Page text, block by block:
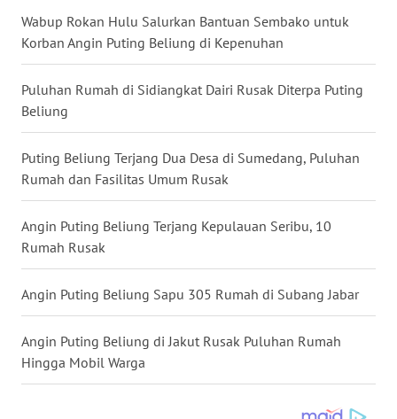
Wabup Rokan Hulu Salurkan Bantuan Sembako untuk
Korban Angin Puting Beliung di Kepenuhan
Puluhan Rumah di Sidiangkat Dairi Rusak Diterpa Puting
Beliung
Puting Beliung Terjang Dua Desa di Sumedang, Puluhan
Rumah dan Fasilitas Umum Rusak
Angin Puting Beliung Terjang Kepulauan Seribu, 10
Rumah Rusak
Angin Puting Beliung Sapu 305 Rumah di Subang Jabar
Angin Puting Beliung di Jakut Rusak Puluhan Rumah
Hingga Mobil Warga
WN
SULUT
WN
MALUKU
MALUT
DAIRI
DANAU
TOBA
WN
NIAS